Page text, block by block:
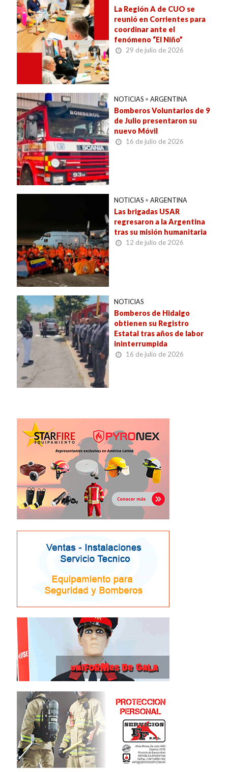
La Región A de CUO se
reunió en Corrientes para
coordinar ante el
fenómeno “El Niño”
29 de julio de 2026
NOTICIAS • ARGENTINA
Bomberos Voluntarios de 9
de Julio presentaron su
nuevo Móvil
16 de julio de 2026
NOTICIAS • ARGENTINA
Las brigadas USAR
regresaron a la Argentina
tras su misión humanitaria
12 de julio de 2026
NOTICIAS
Bomberos de Hidalgo
obtienen su Registro
Estatal tras años de labor
ininterrumpida
16 de julio de 2026